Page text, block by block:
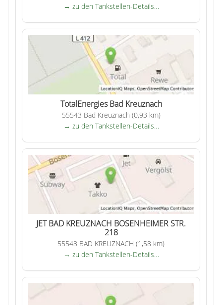
→ zu den Tankstellen-Details…
TotalEnergies Bad Kreuznach
55543 Bad Kreuznach (0,93 km)
→ zu den Tankstellen-Details…
JET BAD KREUZNACH BOSENHEIMER STR.
218
55543 BAD KREUZNACH (1,58 km)
→ zu den Tankstellen-Details…